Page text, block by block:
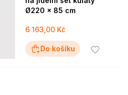
Ø220 x 85 cm
6 163,00 Kč
Do košíku